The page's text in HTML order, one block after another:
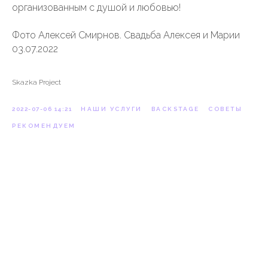
организованным с душой и любовью!
Фото Алексей Смирнов. Свадьба Алексея и Марии
03.07.2022
Skazka Project
2022-07-06 14:21 НАШИ УСЛУГИ BACKSTAGE СОВЕТЫ
РЕКОМЕНДУЕМ